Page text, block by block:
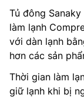
Tủ đông
làm lạnh
với dàn lạnh
hơn các sản
Thời gian làm
giữ lạnh khi bị